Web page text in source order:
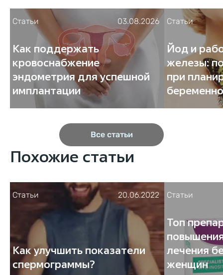
Статьи 03.08.2026
Как поддержать
кровоснабжение
эндометрия для успешной
имплантации
Статьи
Йод и
железы:
при
Все статьи
Похожие статьи
Статьи 20.06.2022
Как улучшить показатели
спермограммы?
Статьи
Топ
лечения
женщин